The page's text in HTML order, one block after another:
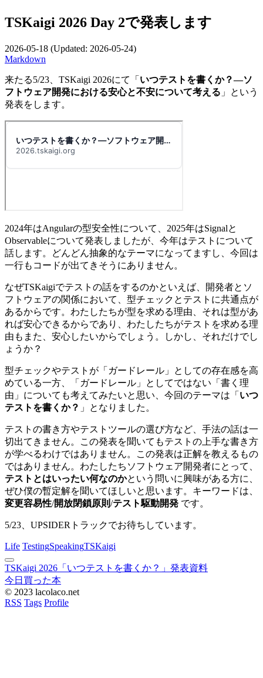
TSKaigi 2026 Day 2で発表します
2026-05-18 (Updated: 2026-05-24)
Markdown
来たる5/23、TSKaigi 2026にて「 いつテストを書くか？―ソ
フトウェア開発における安心と不安について考える 」という
発表をします。
2024年はAngularの型安全性について、2025年はSignalと
Observableについて発表しましたが、今年はテストについて
話します。どんどん抽象的なテーマになってますし、今回は
一行もコードが出てきそうにありません。
なぜTSKaigiでテストの話をするのかといえば、開発者とソ
フトウェアの関係において、型チェックとテストに共通点が
あるからです。わたしたちが型を求める理由、それは型があ
れば安心できるからであり、わたしたちがテストを求める理
由もまた、安心したいからでしょう。しかし、それだけでし
ょうか？
型チェックやテストが「ガードレール」としての存在感を高
めている一方、「ガードレール」としてではない「書く理
由」についても考えてみたいと思い、今回のテーマは「 いつ
テストを書くか？ 」となりました。
テストの書き方やテストツールの選び方など、手法の話は一
切出てきません。この発表を聞いてもテストの上手な書き方
が学べるわけではありません。この発表は正解を教えるもの
ではありません。わたしたちソフトウェア開発者にとって、
テストとはいったい何なのかという問いに興味がある方に、
ぜひ僕の暫定解を聞いてほしいと思います。キーワードは、
変更容易性/開放閉鎖原則/テスト駆動開発 です。
5/23、UPSIDERトラックでお待ちしています。
Life TestingSpeakingTSKaigi
TSKaigi 2026「いつテストを書くか？」発表資料
今日買った本
© 2023 lacolaco.net
RSS Tags Profile